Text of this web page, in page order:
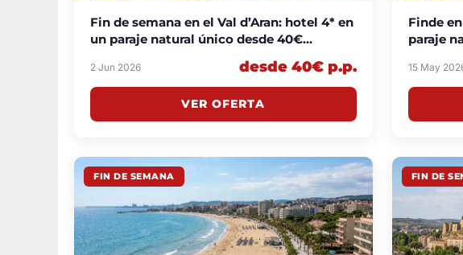
Fin de semana en el Val d’Aran: hotel 4* en
un paraje natural único desde 40€
2 Jun 2026 desde 40€ p.p.
VER OFERTA
Finde
paraje
15 May
FIN DE SEMANA FIN DE